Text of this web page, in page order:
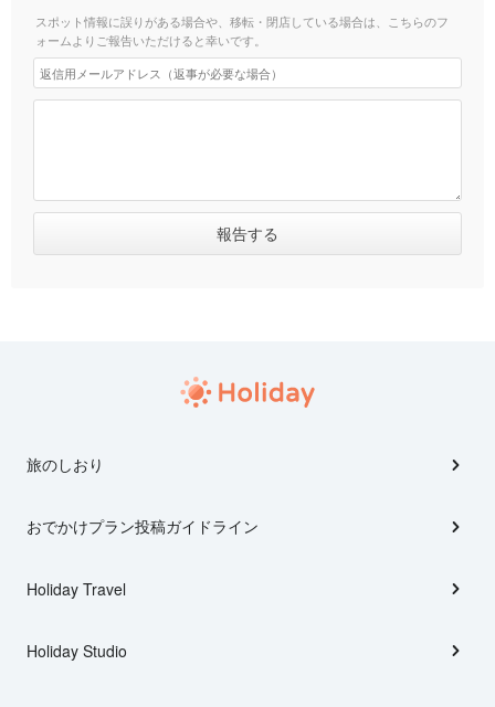
スポット情報に誤りがある場合や、移転・閉店している場合は、こちらのフ
ォームよりご報告いただけると幸いです。
旅のしおり
おでかけプラン投稿ガイドライン
Holiday Travel
Holiday Studio